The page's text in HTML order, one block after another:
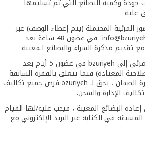
جودة وكمية البضائع التي تم تسليمها
عليه.
المرئية المحتملة (يتم إعطاء الوصف) عبر
في غضون 48 ساعة بعد
تقديم مذكرة الشراء والبضائع المعيبة.
يجب الإبلاغ عن عيب غير مرئي إلى bzuriyeh في غضون 5 أيام بعد
المعتادة) فيما يتعلق بالفقرة السابقة
من هذه المقالة. بعد فترة الضمان ، يحق لـ bzuriyeh فرض جميع تكاليف
الإدارة والشحن.
البضائع المعيبة ، فيجب عليه/لها القيام
في الكتابة عبر البريد الإلكتروني مع